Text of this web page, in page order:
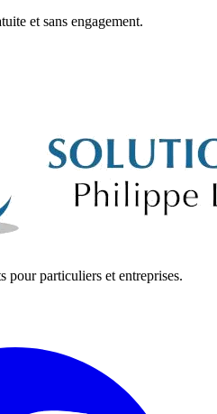
et sans engagement.
pour particuliers et entreprises.